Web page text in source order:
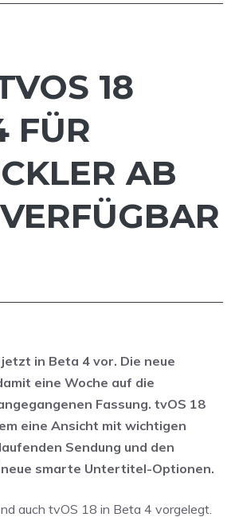
18
FÜR
AB
in Beta 4 vor. Die neue
eine Woche auf die
Fassung. tvOS 18
eine Ansicht mit wichtigen
Sendung und den
neue smarte Untertitel-Optionen.
auch tvOS 18 in Beta 4 vorgelegt.